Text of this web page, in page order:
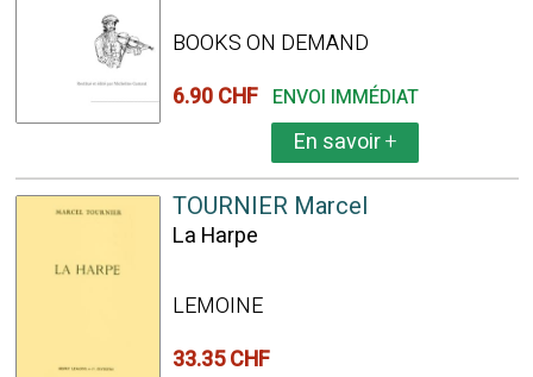
BOOKS ON DEMAND
6.90 CHF ENVOI IMMÉDIAT
En savoir+
TOURNIER Marcel
La Harpe
LEMOINE
33.35 CHF